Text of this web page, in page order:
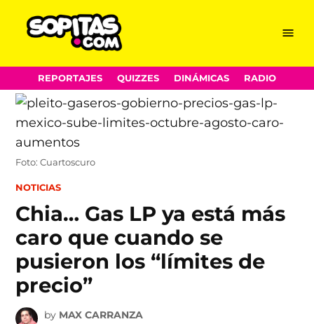
Skip
to
content
Menu
REPORTAJES QUIZZES DINÁMICAS RADIO
Foto: Cuartoscuro
POSTED
NOTICIAS
Chia… Gas LP ya está más
caro que cuando se
pusieron los “límites de
precio”
by MAX CARRANZA